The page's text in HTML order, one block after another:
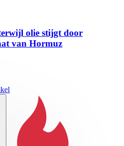
olie stijgt door
van Hormuz